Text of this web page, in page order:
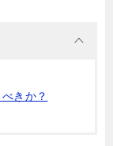
きか？